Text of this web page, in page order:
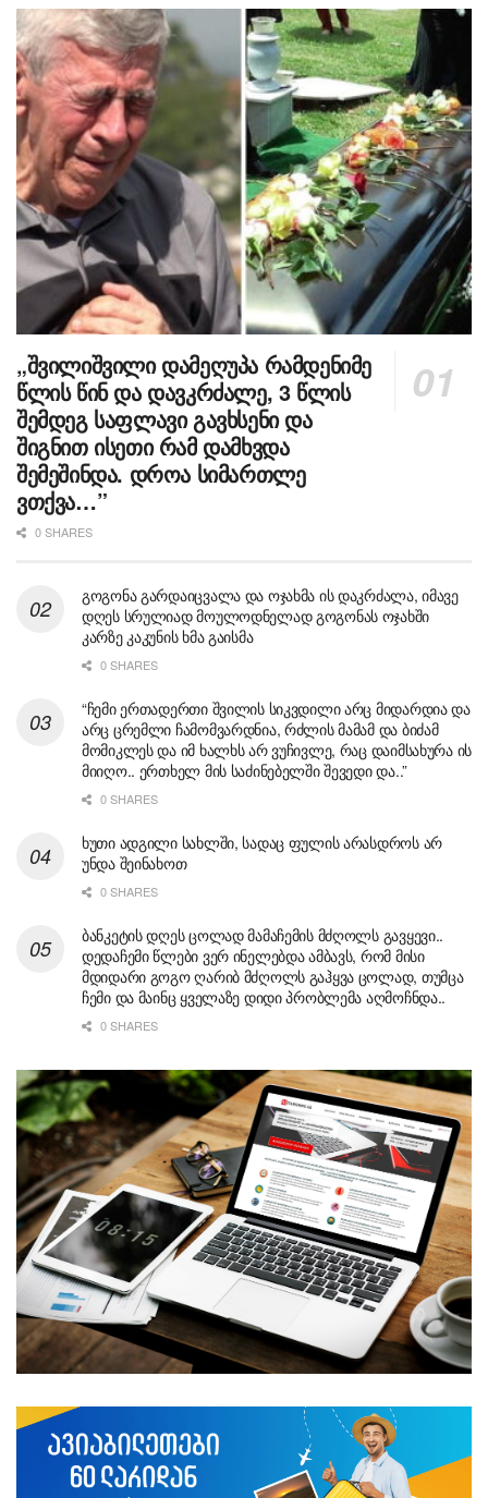
„შვილიშვილი დამეღუპა რამდენიმე
წლის წინ და დავკრძალე, 3 წლის
შემდეგ საფლავი გავხსენი და
შიგნით ისეთი რამ დამხვდა
შემეშინდა. დროა სიმართლე
ვთქვა…”
0 SHARES
გოგონა გარდაიცვალა და ოჯახმა ის დაკრძალა, იმავე
დღეს სრულიად მოულოდნელად გოგონას ოჯახში
კარზე კაკუნის ხმა გაისმა
0 SHARES
“ჩემი ერთადერთი შვილის სიკვდილი არც მიდარდია და
არც ცრემლი ჩამომვარდნია, რძლის მამამ და ბიძამ
მომიკლეს და იმ ხალხს არ ვუჩივლე, რაც დაიმსახურა ის
მიიღო.. ერთხელ მის საძინებელში შევედი და..”
0 SHARES
ხუთი ადგილი სახლში, სადაც ფულის არასდროს არ
უნდა შეინახოთ
0 SHARES
ბანკეტის დღეს ცოლად მამაჩემის მძღოლს გავყევი..
დედაჩემი წლები ვერ ინელებდა ამბავს, რომ მისი
მდიდარი გოგო ღარიბ მძღოლს გაჰყვა ცოლად, თუმცა
ჩემი და მაინც ყველაზე დიდი პრობლემა აღმოჩნდა..
0 SHARES